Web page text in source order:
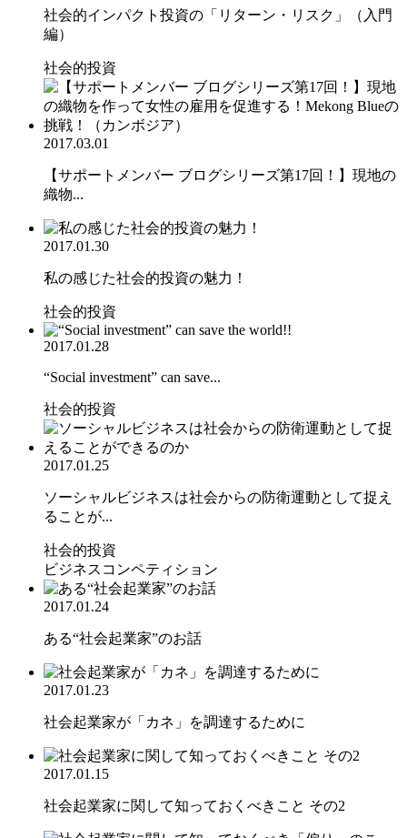
社会的インパクト投資の「リターン・リスク」（入門
編）
社会的投資
2017.03.01
【サポートメンバー ブログシリーズ第17回！】現地の
織物...
2017.01.30
私の感じた社会的投資の魅力！
社会的投資
2017.01.28
“Social investment” can save...
社会的投資
2017.01.25
ソーシャルビジネスは社会からの防衛運動として捉え
ることが...
社会的投資
ビジネスコンペティション
2017.01.24
ある“社会起業家”のお話
2017.01.23
社会起業家が「カネ」を調達するために
2017.01.15
社会起業家に関して知っておくべきこと その2